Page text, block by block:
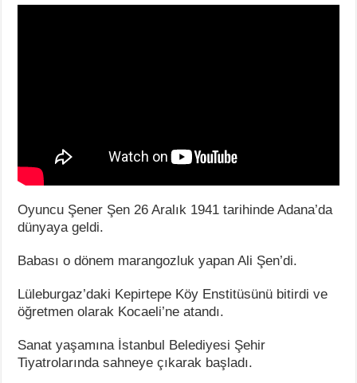
Oyuncu Şener Şen 26 Aralık 1941 tarihinde Adana’da
dünyaya geldi.
Babası o dönem marangozluk yapan Ali Şen’di.
Lüleburgaz’daki Kepirtepe Köy Enstitüsünü bitirdi ve
öğretmen olarak Kocaeli’ne atandı.
Sanat yaşamına İstanbul Belediyesi Şehir
Tiyatrolarında sahneye çıkarak başladı.